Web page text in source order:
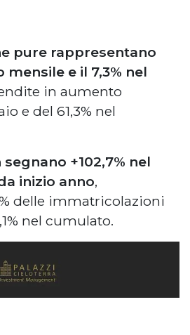
pure rappresentano
mensile e il 7,3% nel
in aumento
e del 61,3% nel
+102,7% nel
inizio anno,
delle immatricolazioni
nel cumulato.